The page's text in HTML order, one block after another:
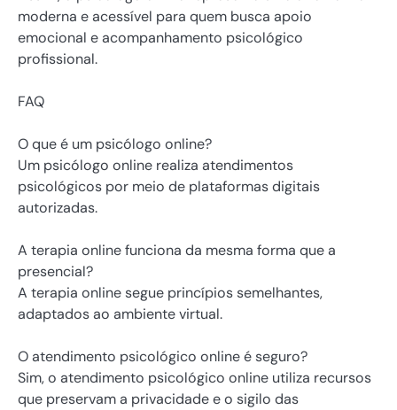
moderna e acessível para quem busca apoio
emocional e acompanhamento psicológico
profissional.
FAQ
O que é um psicólogo online?
Um psicólogo online realiza atendimentos
psicológicos por meio de plataformas digitais
autorizadas.
A terapia online funciona da mesma forma que a
presencial?
A terapia online segue princípios semelhantes,
adaptados ao ambiente virtual.
O atendimento psicológico online é seguro?
Sim, o atendimento psicológico online utiliza recursos
que preservam a privacidade e o sigilo das